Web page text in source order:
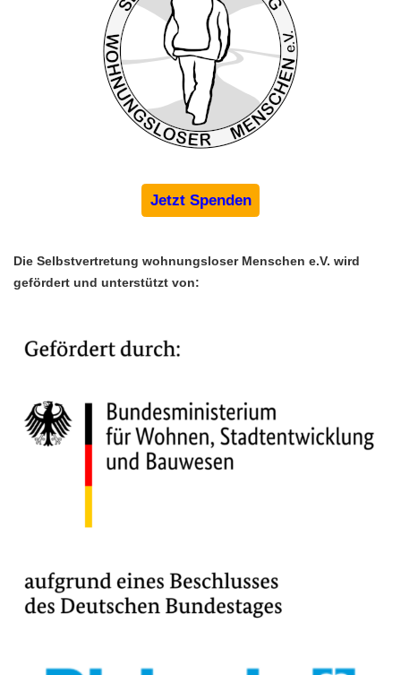
Jetzt Spenden
Die Selbstvertretung wohnungsloser Menschen e.V. wird
gefördert und unterstützt von: